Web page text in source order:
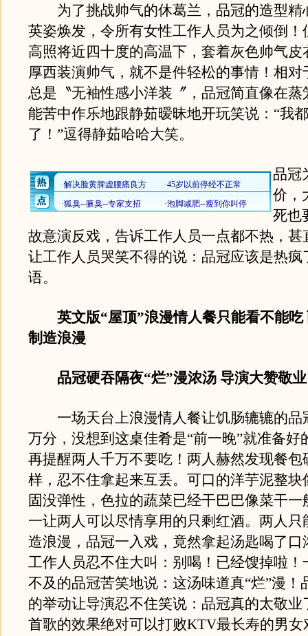
为了挑战帅气的休葛兰，品冠的造型精
英姿焕发，令所有女性工作人员为之倾倒！
高照将近四十度的高温下，套着灰色帅气皮
厚西装演帅气，就不是件轻松的事情！相对
总是〝无袖性感小洋装〞，品冠简直像在蒸
能苦中作乐地跟静茹暧昧地开玩笑说：“我
了！”逗得静茹哈哈大笑。
品冠
价，
死也
故意演反戏，告诉工作人员一点都不热，甚
让工作人员哭笑不得的说：品冠应该是热疯
语。
英文版“屋顶”浪漫情人餐只能看不能吃
制造浪漫
品冠硬吞隔夜“烂”漫浓汤 导演大赞敬业
一场天台上浪漫情人餐让饥肠辘辘的品
万分，没想到这桌佳肴是“前一晚”就准备好
再提醒两人千万不要吃！两人赫然发现餐包
样，忍不住拿起来互丢。可口的洋芋泥整块
固没弹性，色拉的蔬菜已经干巴巴像菜干一
一让两人可以尽情享用的只剩红酒。两人只
造浪漫，品冠一入戏，竟然拿起汤匙喝了口
工作人员忍不住大叫：别喝！已经馊掉啦！
不及的品冠苦笑地说：这汤味道真“烂”漫！
的举动让导演忍不住笑说：品冠真的太敬业
首歌的效果绝对可以打败KTV最长寿的男女